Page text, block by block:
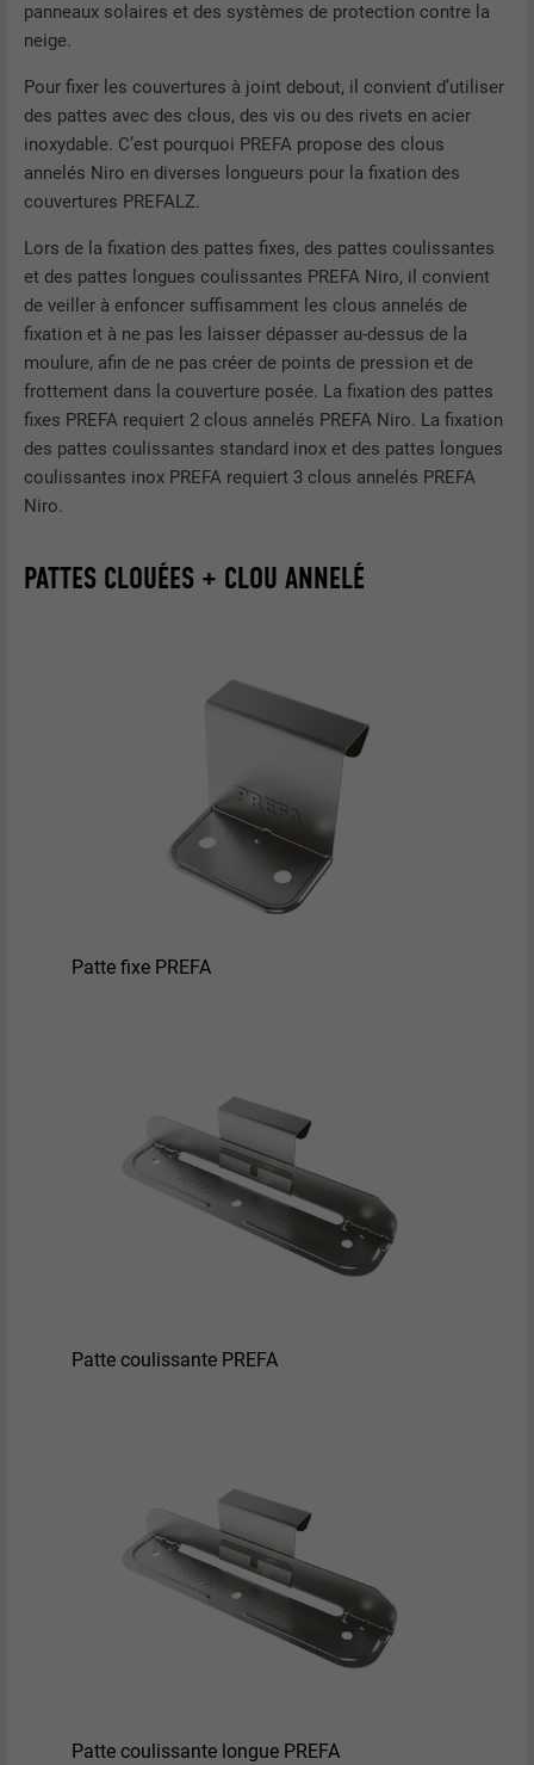
panneaux solaires et des systèmes de protection contre la
neige.
Pour fixer les couvertures à joint debout, il convient d’utiliser
des pattes avec des clous, des vis ou des rivets en acier
inoxydable. C’est pourquoi PREFA propose des clous
annelés Niro en diverses longueurs pour la fixation des
couvertures PREFALZ.
Lors de la fixation des pattes fixes, des pattes coulissantes
et des pattes longues coulissantes PREFA Niro, il convient
de veiller à enfoncer suffisamment les clous annelés de
fixation et à ne pas les laisser dépasser au-dessus de la
moulure, afin de ne pas créer de points de pression et de
frottement dans la couverture posée. La fixation des pattes
fixes PREFA requiert 2 clous annelés PREFA Niro. La fixation
des pattes coulissantes standard inox et des pattes longues
coulissantes inox PREFA requiert 3 clous annelés PREFA
Niro.
PATTES CLOUÉES + CLOU ANNELÉ
Patte fixe PREFA
Patte coulissante PREFA
Patte coulissante longue PREFA